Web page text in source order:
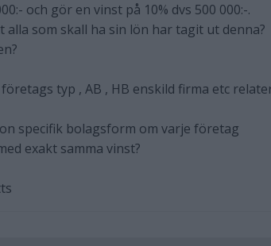
och gör en vinst på 10% dvs 500 000:-.
som skall ha sin lön har tagit ut denna?
typ , AB , HB enskild firma etc
specifik bolagsform om varje företag
exakt samma vinst?